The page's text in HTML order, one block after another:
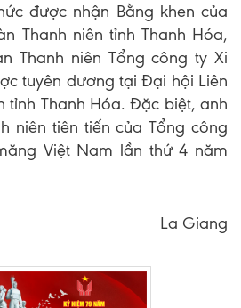
được nhận Bằng khen của
Thanh niên tỉnh Thanh Hóa,
Thanh niên Tổng công ty Xi
tuyên dương tại Đại hội Liên
tỉnh Thanh Hóa. Đặc biệt, anh
niên tiên tiến của Tổng công
Việt Nam lần thứ 4 năm
La Giang